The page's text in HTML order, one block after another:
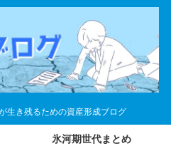
生き残るための資産形成ブログ
氷河期世代まとめ